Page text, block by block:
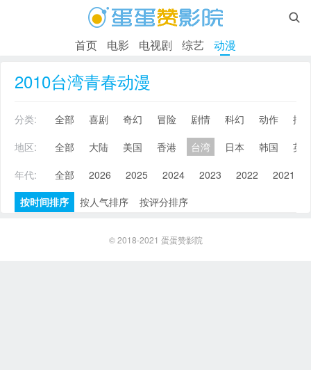

首页 电影 电视剧 综艺 动漫
2010台湾青春动漫
分类: 全部 喜剧 奇幻 冒险 剧情 科幻 动作
搞
地区:
全部 大陆 美国 香港 台湾 日本 韩国
英
年代:
全部 2026 2025 2024 2023 2022 2021
按时间排序
按人气排序 按评分排序
© 2018-2021 蛋蛋赞影院